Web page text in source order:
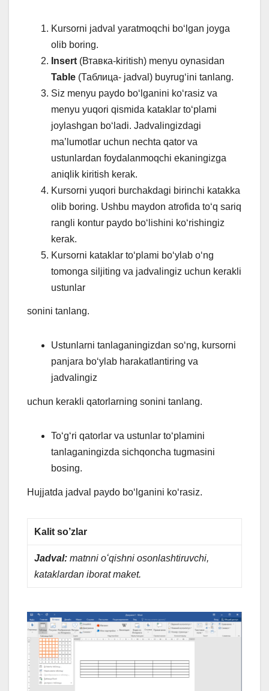
Kursorni jadval yaratmoqchi boʻlgan joyga
olib boring.
Insert (Втавка-kiritish) menyu oynasidan
Table (Таблица- jadval) buyrug‘ini tanlang.
Siz menyu paydo boʻlganini koʻrasiz va
menyu yuqori qismida kataklar to‘plami
joylashgan bo‘ladi. Jadvalingizdagi
ma’lumotlar uchun nechta qator va
ustunlardan foydalanmoqchi ekaningizga
aniqlik kiritish kerak.
Kursorni yuqori burchakdagi birinchi katakka
olib boring. Ushbu maydon atrofida toʻq sariq
rangli kontur paydo boʻlishini koʻrishingiz
kerak.
Kursorni kataklar to‘plami boʻylab o‘ng
tomonga siljiting va jadvalingiz uchun kerakli
ustunlar
sonini tanlang.
Ustunlarni tanlaganingizdan soʻng, kursorni
panjara boʻylab harakatlantiring va
jadvalingiz
uchun kerakli qatorlarning sonini tanlang.
Toʻgʻri qatorlar va ustunlar toʻplamini
tanlaganingizda sichqoncha tugmasini
bosing.
Hujjatda jadval paydo boʻlganini koʻrasiz.
Kalit so’zlar
Jadval: matnni oʻqishni osonlashtiruvchi,
kataklardan iborat maket.